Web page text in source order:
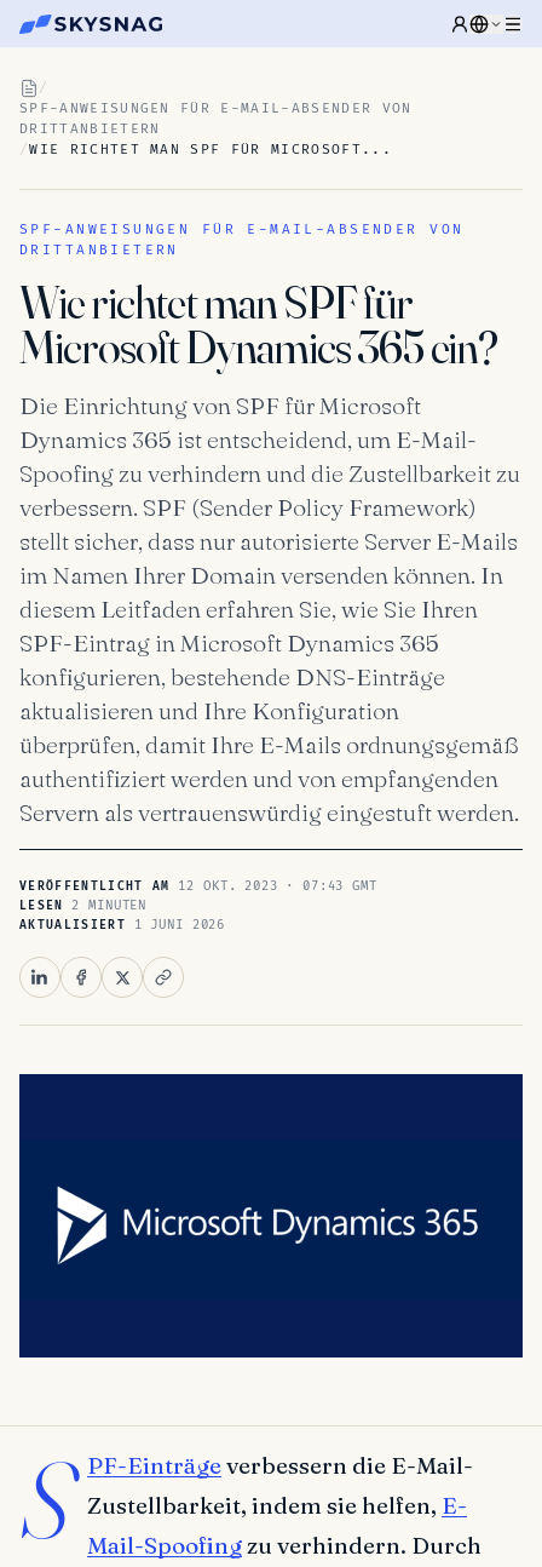
/
SPF-ANWEISUNGEN FÜR E-MAIL-ABSENDER VON
DRITTANBIETERN
/WIE RICHTET MAN SPF FÜR MICROSOFT...
SPF-ANWEISUNGEN FÜR E-MAIL-ABSENDER VON
DRITTANBIETERN
Wie richtet man SPF für
Microsoft Dynamics 365 ein?
Die Einrichtung von SPF für Microsoft
Dynamics 365 ist entscheidend, um E-Mail-
Spoofing zu verhindern und die Zustellbarkeit zu
verbessern. SPF (Sender Policy Framework)
stellt sicher, dass nur autorisierte Server E-Mails
im Namen Ihrer Domain versenden können. In
diesem Leitfaden erfahren Sie, wie Sie Ihren
SPF-Eintrag in Microsoft Dynamics 365
konfigurieren, bestehende DNS-Einträge
aktualisieren und Ihre Konfiguration
überprüfen, damit Ihre E-Mails ordnungsgemäß
authentifiziert werden und von empfangenden
Servern als vertrauenswürdig eingestuft werden.
VERÖFFENTLICHT AM 12 OKT. 2023 · 07:43 GMT
LESEN 2 MINUTEN
AKTUALISIERT 1 JUNI 2026
S PF-Einträgeverbessern die E-Mail-
Zustellbarkeit, indem sie helfen, E-
Mail-Spoofingzu verhindern. Durch